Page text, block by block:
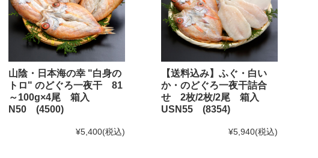
山陰・日本海の幸 "白身の
トロ" のどぐろ一夜干 81
～100g×4尾 箱入
N50 (4500)
¥5,400(税込)
【送料込み】ふぐ・白い
か・のどぐろ一夜干詰合
せ 2枚/2枚/2尾 箱入
USN55 (8354)
¥5,940(税込)